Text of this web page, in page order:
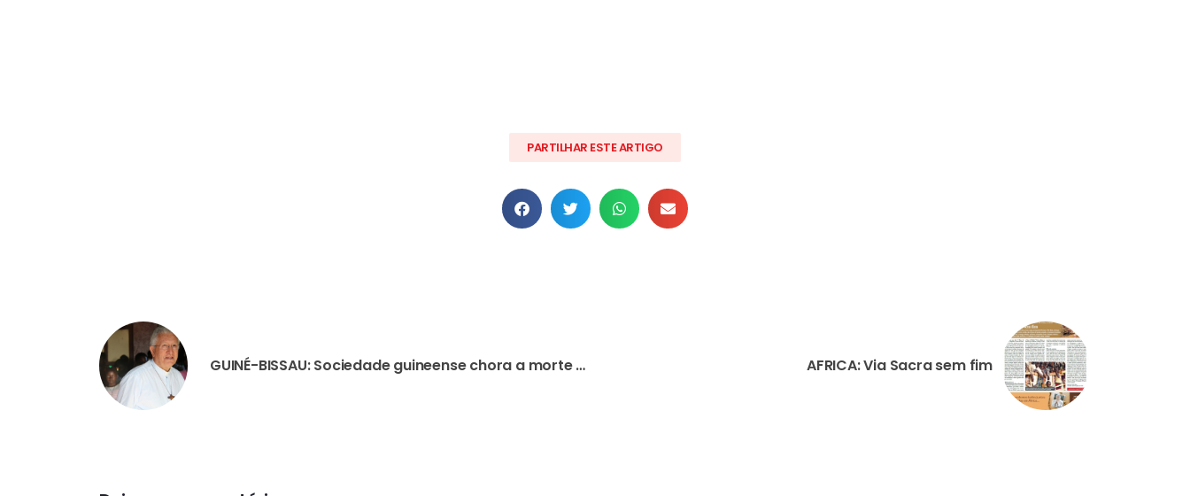
PARTILHAR ESTE ARTIGO
GUINÉ-BISSAU: Sociedade guineense chora a morte de D. Pedro Zilli e lembra-o como homem de paz, construtor de pontes AFRICA: Via Sacra sem fim